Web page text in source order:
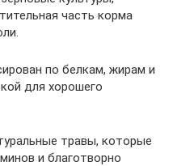
часть корма
по белкам, жирам и
для хорошего
травы, которые
и благотворно